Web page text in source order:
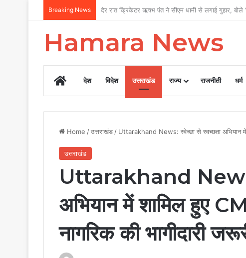
Breaking News उत्तराखंड सरकार का बड़ा फैसला, पुरुषों व महिलाओं को अब
Hamara News
Homeदेश विदेश उत्तराखंड राज्य राजनीती धर्म
Home /उत्तराखंड / Uttarakhand News: स्वेच्छा से स्वच्छता अभियान में
उत्तराखंड
Uttarakhand
अभियान में शामिल हुए
नागरिक की भागीदारी